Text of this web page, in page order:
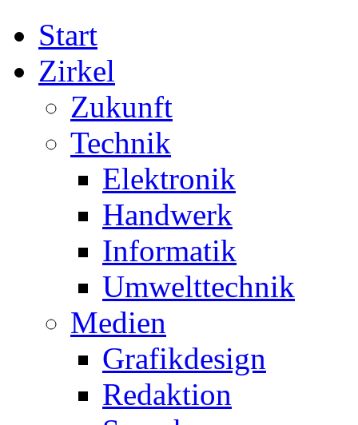
Start
Zirkel
Zukunft
Technik
Elektronik
Handwerk
Informatik
Umwelttechnik
Medien
Grafikdesign
Redaktion